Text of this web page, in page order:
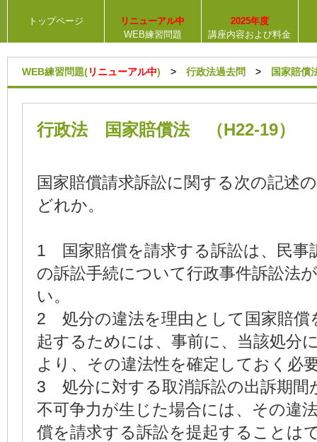
トップページ
リニューアル中
WEB練習問題
2025年度
講座内容および料金
WEB練習問題(リニューアル中) > 行政法過去問 > 国家賠償
行政法 国家賠償法 （H22-19）
国家賠償請求訴訟に関する次の記述
どれか。
1 国家賠償を請求する訴訟は、民事
の訴訟手続について行政事件訴訟法
い。
2 処分の違法を理由として国家賠償
起するためには、事前に、当該処分
より、その違法性を確定しておく必
3 処分に対する取消訴訟の出訴期間
不可争力が生じた場合には、その違
償を請求する訴訟を提起することは